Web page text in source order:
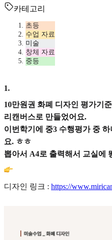
카테고리
초등
수업 자료
미술
창체 자료
중등
1.
10만원권 화폐 디자인 평가기
리캔버스로 만들었어요.
이번학기에 중3 수행평가 중
요. ㅎㅎ
뽑아서 A4로 출력해서 교실에
디자인 링크 : https://